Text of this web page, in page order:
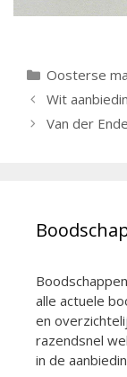
Categorieën
Oosterse
Berichtnavigatie
Wit
Van der
alle actuele
en
razendsnel
in de